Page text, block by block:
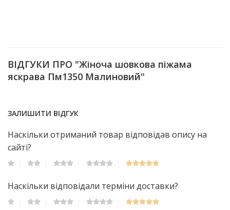
ВІДГУКИ ПРО "Жіноча шовкова піжама
яскрава Пм1350 Малиновий"
ЗАЛИШИТИ ВІДГУК
Наскільки отриманий товар відповідав опису на
сайті?
Наскільки відповідали терміни доставки?